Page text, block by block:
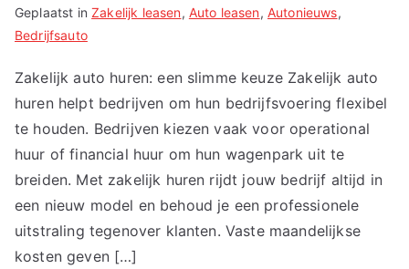
Geplaatst inZakelijk leasen, Auto leasen, Autonieuws,
Bedrijfsauto
Zakelijk auto huren: een slimme keuze Zakelijk auto
huren helpt bedrijven om hun bedrijfsvoering flexibel
te houden. Bedrijven kiezen vaak voor operational
huur of financial huur om hun wagenpark uit te
breiden. Met zakelijk huren rijdt jouw bedrijf altijd in
een nieuw model en behoud je een professionele
uitstraling tegenover klanten. Vaste maandelijkse
kosten geven […]